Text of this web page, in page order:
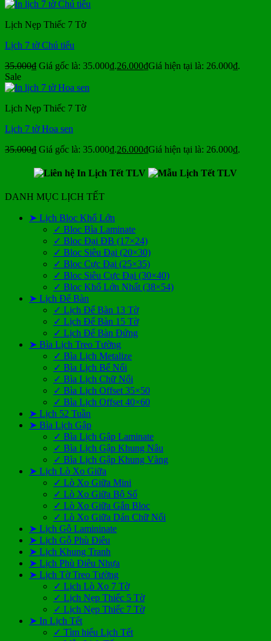
Lịch Nẹp Thiếc 7 Tờ
Lịch 7 tờ Chú tiểu
35.000₫ Giá gốc là: 35.000₫.26.000₫Giá hiện tại là: 26.000₫.
Sale
Lịch Nẹp Thiếc 7 Tờ
Lịch 7 tờ Hoa sen
35.000₫ Giá gốc là: 35.000₫.26.000₫Giá hiện tại là: 26.000₫.
DANH MỤC LỊCH TẾT
➤ Lịch Bloc Khổ Lớn
✓ Bloc Bìa Laminate
✓ Bloc Đại ĐB (17×24)
✓ Bloc Siêu Đại (20×30)
✓ Bloc Cực Đại (25×35)
✓ Bloc Siêu Cực Đại (30×40)
✓ Bloc Khổ Lớn Nhất (38×54)
➤ Lịch Để Bàn
✓ Lịch Để Bàn 13 Tờ
✓ Lịch Để Bàn 15 Tờ
✓ Lịch Để Bàn Đứng
➤ Bìa Lịch Treo Tường
✓ Bìa Lịch Metalize
✓ Bìa Lịch Bế Nổi
✓ Bìa Lịch Chữ Nổi
✓ Bìa Lịch Offset 35×50
✓ Bìa Lịch Offset 40×60
➤ Lịch 52 Tuần
➤ Bìa Lịch Gập
✓ Bìa Lịch Gập Laminate
✓ Bìa Lịch Gập Khung Nâu
✓ Bìa Lịch Gập Khung Vàng
➤ Lịch Lò Xo Giữa
✓ Lò Xo Giữa Mini
✓ Lò Xo Giữa Bộ Số
✓ Lò Xo Giữa Gắn Bloc
✓ Lò Xo Giữa Dán Chữ Nổi
➤ Lịch Gỗ Lamininate
➤ Lịch Gỗ Phù Điêu
➤ Lịch Khung Tranh
➤ Lịch Phù Điêu Nhựa
➤ Lịch Tờ Treo Tường
✓ Lịch Lò Xo 7 Tờ
✓ Lịch Nẹp Thiếc 5 Tờ
✓ Lịch Nẹp Thiếc 7 Tờ
➤ In Lịch Tết
✓ Tìm hiểu Lịch Tết